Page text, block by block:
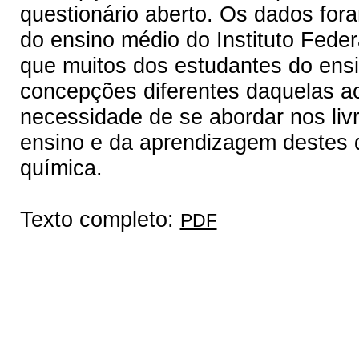
questionário aberto. Os dados
do ensino médio do Instituto
que muitos dos estudantes do
concepções diferentes daquelas
necessidade de se abordar nos
ensino e da aprendizagem
química.
Texto completo: PDF